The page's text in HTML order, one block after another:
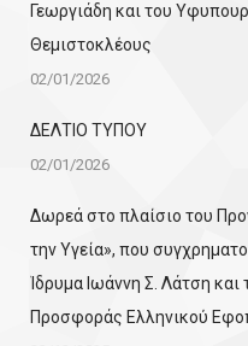
Γεωργιάδη και του
Θεμιστοκλέους
02/01/2026
ΔΕΛΤΙΟ ΤΥΠΟΥ
02/01/2026
Δωρεά στο πλαίσιο του
την Υγεία», που
Ίδρυμα Ιωάννη Σ. Λάτση και
Προσφοράς Ελληνικού